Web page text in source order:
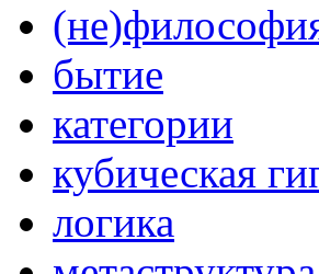
бытие
категории
кубическая
логика